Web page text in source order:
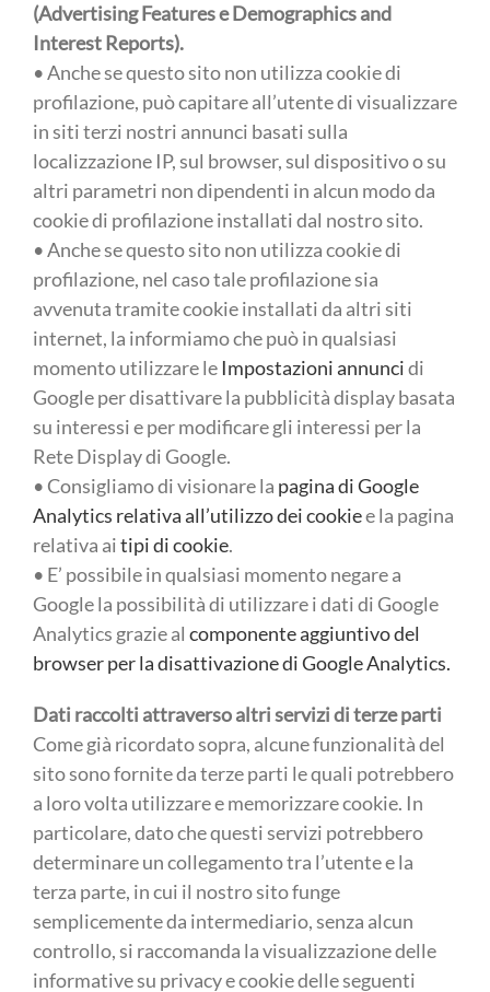
(Advertising Features e Demographics and
Interest Reports).
• Anche se questo sito non utilizza cookie di
profilazione, può capitare all’utente di visualizzare
in siti terzi nostri annunci basati sulla
localizzazione IP, sul browser, sul dispositivo o su
altri parametri non dipendenti in alcun modo da
cookie di profilazione installati dal nostro sito.
• Anche se questo sito non utilizza cookie di
profilazione, nel caso tale profilazione sia
avvenuta tramite cookie installati da altri siti
internet, la informiamo che può in qualsiasi
momento utilizzare le Impostazioni annuncidi
Google per disattivare la pubblicità display basata
su interessi e per modificare gli interessi per la
Rete Display di Google.
• Consigliamo di visionare la pagina di Google
Analytics relativa all’utilizzo dei cookiee la pagina
relativa aitipi di cookie.
• E’ possibile in qualsiasi momento negare a
Google la possibilità di utilizzare i dati di Google
Analytics grazie al componente aggiuntivo del
browser per la disattivazione di Google Analytics.
Dati raccolti attraverso altri servizi di terze parti
Come già ricordato sopra, alcune funzionalità del
sito sono fornite da terze parti le quali potrebbero
a loro volta utilizzare e memorizzare cookie. In
particolare, dato che questi servizi potrebbero
determinare un collegamento tra l’utente e la
terza parte, in cui il nostro sito funge
semplicemente da intermediario, senza alcun
controllo, si raccomanda la visualizzazione delle
informative su privacy e cookie delle seguenti